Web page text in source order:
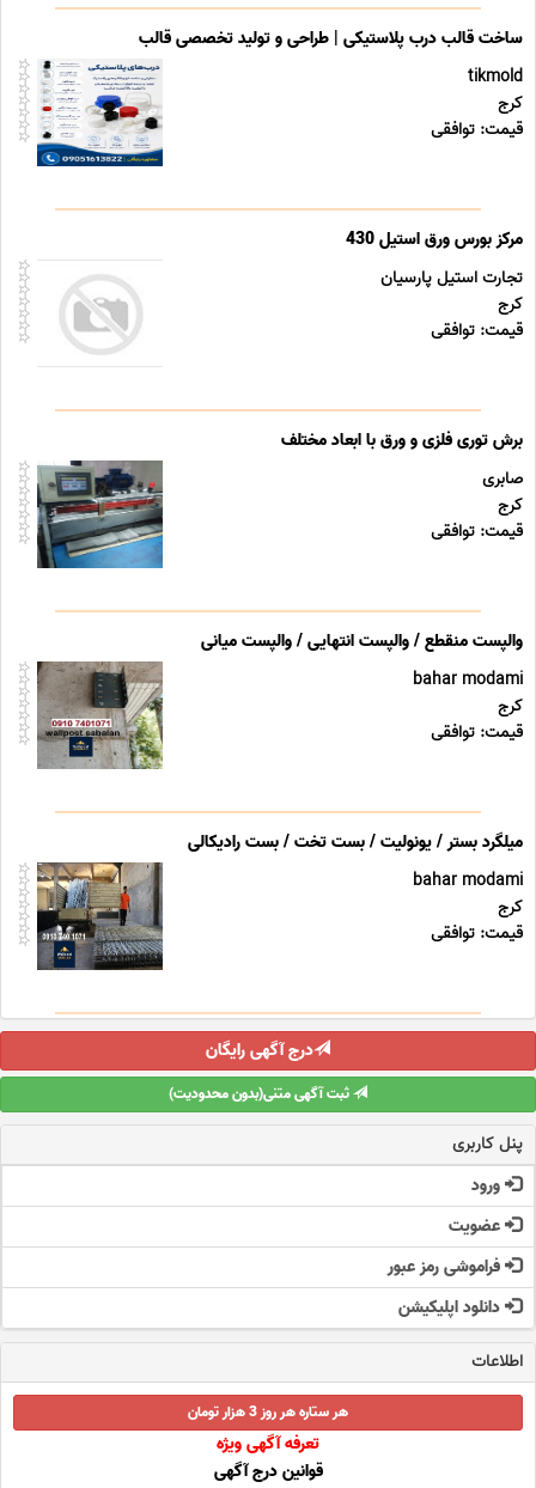
ساخت قالب درب پلاستیکی | طراحی و تولید تخصصی قالب
tikmold
کرج
قیمت: توافقی
مرکز بورس ورق استیل 430
تجارت استیل پارسیان
کرج
قیمت: توافقی
برش توری فلزی و ورق با ابعاد مختلف
صابری
کرج
قیمت: توافقی
والپست منقطع / والپست انتهایی / والپست میانی
bahar modami
کرج
قیمت: توافقی
میلگرد بستر / یونولیت / بست تخت / بست رادیکالی
bahar modami
کرج
قیمت: توافقی
درج آگهی رایگان
ثبت آگهی متنی(بدون محدودیت)
پنل کاربری
ورود
عضویت
فراموشی رمز عبور
دانلود اپلیکیشن
اطلاعات
هر ستاره هر روز 3 هزار تومان
تعرفه آگهی ویژه
قوانین درج آگهی